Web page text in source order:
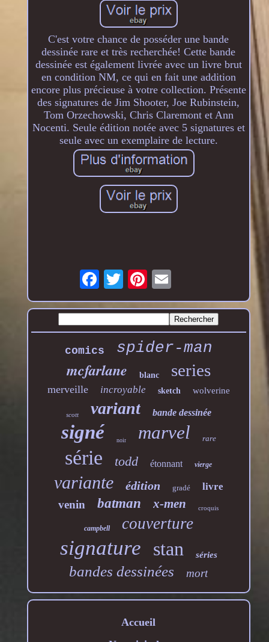
C'est votre chance de posséder une bande
dessinée rare et très recherchée! Cette bande
dessinée est également livrée avec un livre brut
en condition NM, ce qui en fait une addition
encore plus précieuse à votre collection. Présente
des signatures de Jim Shooter, Joe Rubinstein,
Tom Orzechowski, Chris Claremont et Ann
Nocenti. Seule édition notée avec 5 signatures et
seule avec un exemplaire de lecture.
comics spider-man
mcfarlane blanc series
merveille incroyable sketch wolverine
scott variant bande dessinée
signé noir marvel rare
série todd étonnant vierge
variante édition gradé livre
venin batman x-men croquis
campbell couverture
signature stan séries
bandes dessinées mort
Accueil